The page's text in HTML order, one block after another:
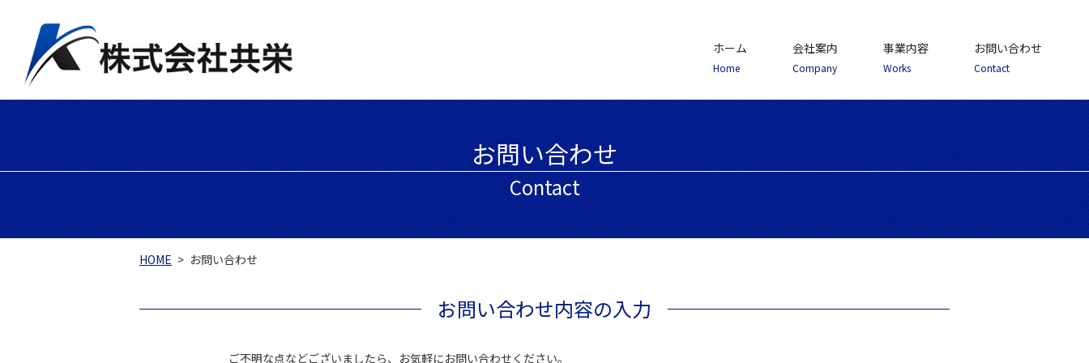
ホーム
Home
会社案内
Company
事業内容
Works
お問い合わせ
Contact
お問い合わせ
Contact
HOME お問い合わせ
お問い合わせ内容の入力
ご不明な点などございましたら、お気軽にお問い合わせください。